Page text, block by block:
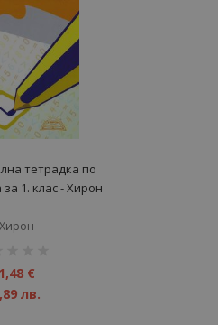
тетрадка по
1. клас - Хирон
Хирон
1,48 €
лв.